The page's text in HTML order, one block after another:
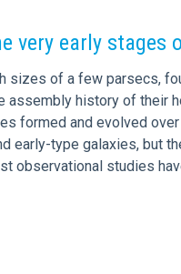
very early stages
sizes of a few parsecs,
history of their
formed and evolved
early-type galaxies, but
observational studies